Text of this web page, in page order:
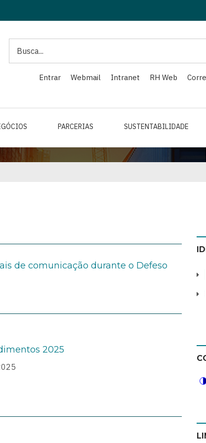
Entrar Webmail Intranet RH Web
PARCERIAS SUSTENTABILIDADE
de comunicação durante o Defeso
2025